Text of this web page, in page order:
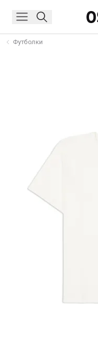
Футболки